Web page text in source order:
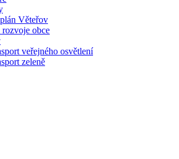
Věteřov
rozvoje obce
veřejného osvětlení
zeleně